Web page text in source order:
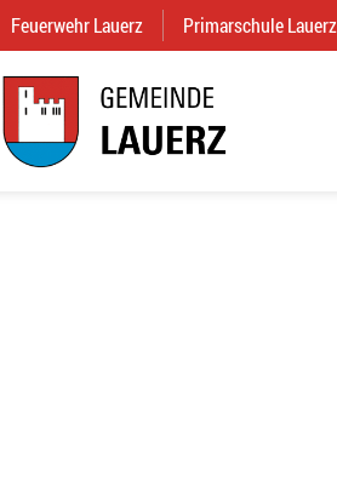
Feuerwehr Lauerz (External Link)
Primarschule Lauerz